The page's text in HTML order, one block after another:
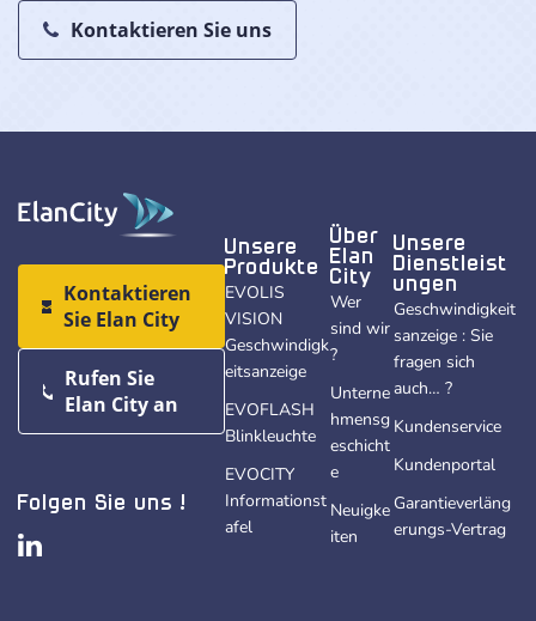
Kontaktieren Sie uns
Kontaktieren
Sie Elan City
Rufen Sie
Elan City an
Folgen Sie uns !
Unsere
Produkte
EVOLIS
VISION
Geschwindigk
eitsanzeige
EVOFLASH
Blinkleuchte
EVOCITY
Informationst
afel
Über
Elan
City
Wer
sind wir
?
Unterne
hmensg
eschicht
e
Neuigke
iten
Unsere
Dienstleist
ungen
Geschwindigkeit
sanzeige : Sie
fragen sich
auch… ?
Kundenservice
Kundenportal
Garantieverläng
erungs-Vertrag